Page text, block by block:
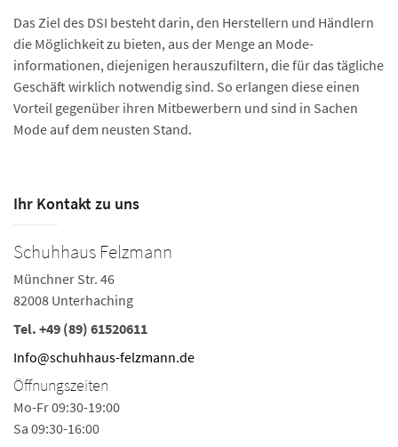
Das Ziel des DSI besteht darin, den Herstellern und Händlern
die Möglichkeit zu bieten, aus der Menge an Mode­
informationen, diejenigen herauszufiltern, die für das tägliche
Geschäft wirklich notwendig sind. So erlangen diese einen
Vorteil gegenüber ihren Mitbewerbern und sind in Sachen
Mode auf dem neusten Stand.
Ihr Kontakt zu uns
Schuhhaus Felzmann
Münchner Str. 46
82008 Unterhaching
Tel. +49 (89) 61520611
Info@schuhhaus-felzmann.de
Öffnungszeiten
Mo-Fr 09:30-19:00
Sa 09:30-16:00